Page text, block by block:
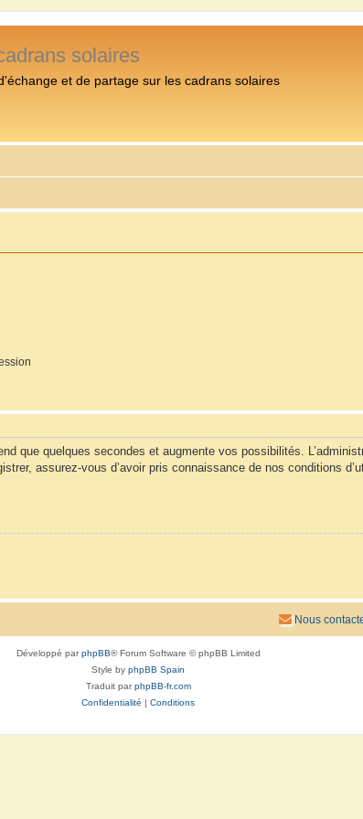
solaires
et de partage sur les cadrans solaires
que quelques secondes et augmente vos possibilités.
assurez-vous d’avoir pris connaissance de nos conditions
Nous
Développé parphpBB® Forum Software © phpBB Limited
Style by phpBB Spain
Traduit parphpBB-fr.com
Confidentialité
Conditions